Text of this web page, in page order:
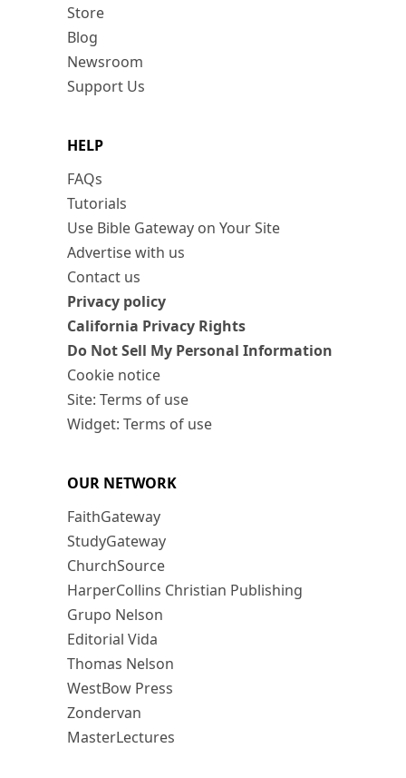
Store
Blog
Newsroom
Support Us
HELP
FAQs
Tutorials
Use Bible Gateway on Your Site
Advertise with us
Contact us
Privacy policy
California Privacy Rights
Do Not Sell My Personal Information
Cookie notice
Site: Terms of use
Widget: Terms of use
OUR NETWORK
FaithGateway
StudyGateway
ChurchSource
HarperCollins Christian Publishing
Grupo Nelson
Editorial Vida
Thomas Nelson
WestBow Press
Zondervan
MasterLectures